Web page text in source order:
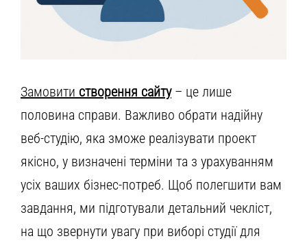
Замовити створення сайту– це лише
половина справи. Важливо обрати надійну
веб-студію, яка зможе реалізувати проект
якісно, у визначені терміни та з урахуванням
усіх ваших бізнес-потреб. Щоб полегшити вам
завдання, ми підготували детальний чекліст,
на що звернути увагу при виборі студії для